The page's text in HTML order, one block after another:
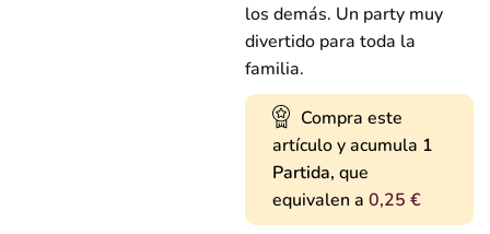
los demás. Un party muy
divertido para toda la
familia.
Compra este
artículo y acumula 1
Partida, que
equivalen a 0,25 €